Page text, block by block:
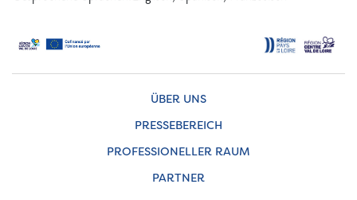
ÜBER UNS
PRESSEBEREICH
PROFESSIONELLER RAUM
PARTNER